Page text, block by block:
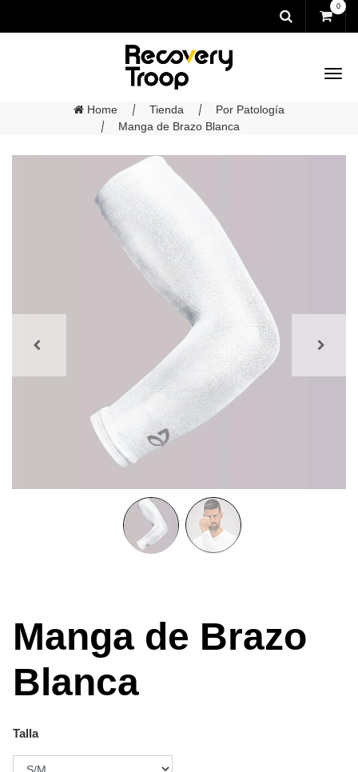
0
Home Tienda
Por Patología
Manga de Brazo Blanca
Manga de Brazo
Blanca
Talla